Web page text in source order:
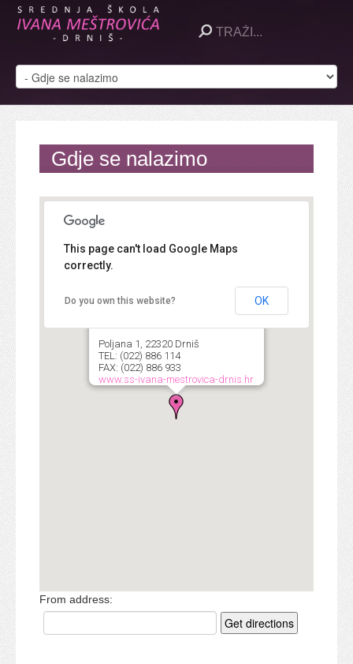
Gdje se nalazimo
Srednja škola Ivana
Poljana 1, 22320 Drniš
TEL: (022) 886 114
FAX: (022) 886 933
www.ss-ivana-mestrovica-drnis.hr
This page can't load Google Maps
correctly.
Do you own this website? OK
From address:
Get directions